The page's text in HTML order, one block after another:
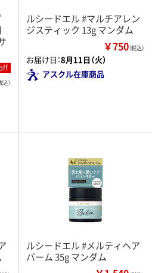
込）
ルシードエル #マルチアレン
ジスティック 13g マンダム
￥750（税込）
お届け日：8月11日（火）
アスクル在庫商品
ルシードエル #メルティヘア
バーム 35g マンダム